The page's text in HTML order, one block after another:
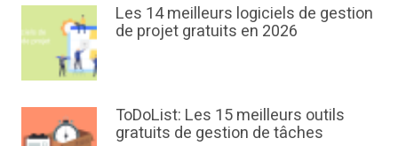
Les 14 meilleurs logiciels de gestion
de projet gratuits en 2026
ToDoList: Les 15 meilleurs outils
gratuits de gestion de tâches